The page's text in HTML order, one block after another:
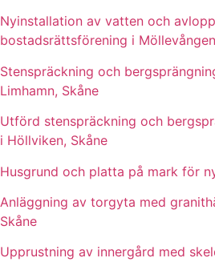
Nyinstallation av vatten och
bostadsrättsförening i
Stenspräckning och
Limhamn, Skåne
Utförd stenspräckning och
i Höllviken, Skåne
Husgrund och platta på mark för
Anläggning av torgyta med
Skåne
Upprustning av innergård med